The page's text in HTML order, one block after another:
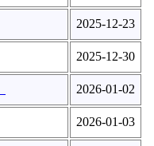
2025-12-23
2025-12-30
2026-01-02
2026-01-03